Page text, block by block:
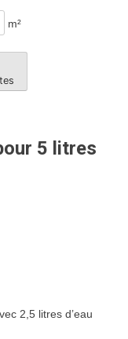
m²
5 litres
2,5 litres d’eau